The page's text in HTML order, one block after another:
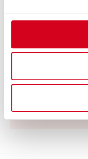
Du kan också läsa vår